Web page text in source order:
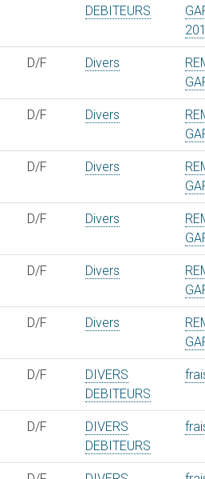
DEBITEURS
D/F Divers
D/F Divers
D/F Divers
D/F Divers
D/F Divers
D/F Divers
D/F
DIVERS
DEBITEURS
D/F
DIVERS
DEBITEURS